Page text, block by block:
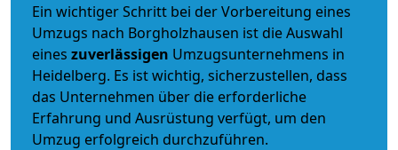
Ein wichtiger Schritt bei der Vorbereitung eines
Umzugs nach Borgholzhausen ist die Auswahl
eines zuverlässigen Umzugsunternehmens in
Heidelberg. Es ist wichtig, sicherzustellen, dass
das Unternehmen über die erforderliche
Erfahrung und Ausrüstung verfügt, um den
Umzug erfolgreich durchzuführen.